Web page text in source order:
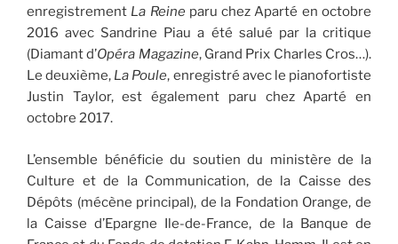
enregistrement La Reineparu chez Aparté en octobre
2016 avec Sandrine Piau a été salué par la critique
(Diamant d’Opéra Magazine, Grand Prix Charles Cros…).
Le deuxième, La Poule, enregistré avec le pianofortiste
Justin Taylor, est également paru chez Aparté en
octobre 2017.
L’ensemble bénéficie du soutien du ministère de la
Culture et de la Communication, de la Caisse des
Dépôts (mécène principal), de la Fondation Orange, de
la Caisse d’Epargne Ile-de-France, de la Banque de